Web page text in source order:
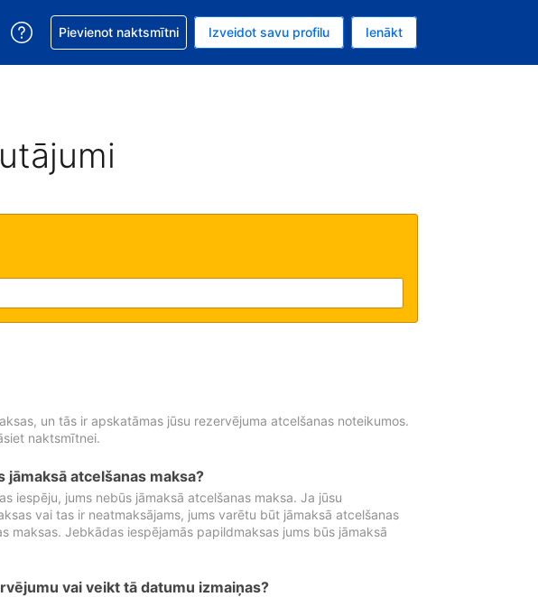
Jūsu pašreizējā valūta ir Eiro.
valodu. Jūsu pašreizējā valoda ir Latviski.
Saņemiet palīdzību saistībā ar savu rezervējumu.
Pievienot naktsmītni Izveidot savu profilu Ienākt
un tās ir apskatāmas jūsu rezervējuma atcelšanas noteikumos.
naktsmītnei.
atcelšanas maksa?
iespēju, jums nebūs jāmaksā atcelšanas maksa. Ja jūsu
vai tas ir neatmaksājams, jums varētu būt jāmaksā atcelšanas
maksas. Jebkādas iespējamās papildmaksas jums būs jāmaksā
vai veikt tā datumu izmaiņas?